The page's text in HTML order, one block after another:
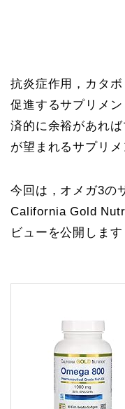
抗炎症作用，カタ
促進するサプリメ
済的に余裕があれ
が望まれるサプリメ
今回は，オメガ3の
California Gold
ビューを公開します